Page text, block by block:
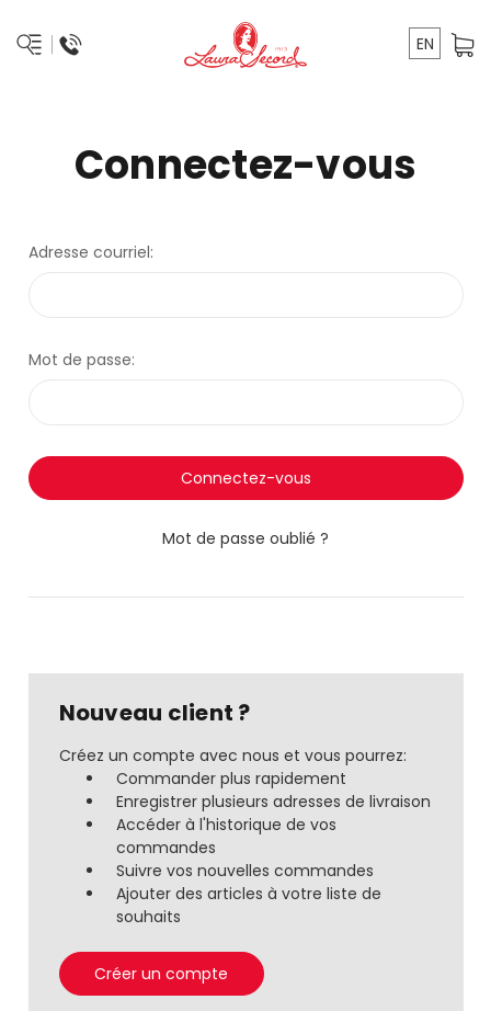
EN
Connectez-vous
Adresse courriel:
Mot de passe:
Mot de passe oublié ?
Nouveau client ?
Créez un compte avec nous et vous pourrez:
Commander plus rapidement
Enregistrer plusieurs adresses de livraison
Accéder à l'historique de vos
commandes
Suivre vos nouvelles commandes
Ajouter des articles à votre liste de
souhaits
Créer un compte